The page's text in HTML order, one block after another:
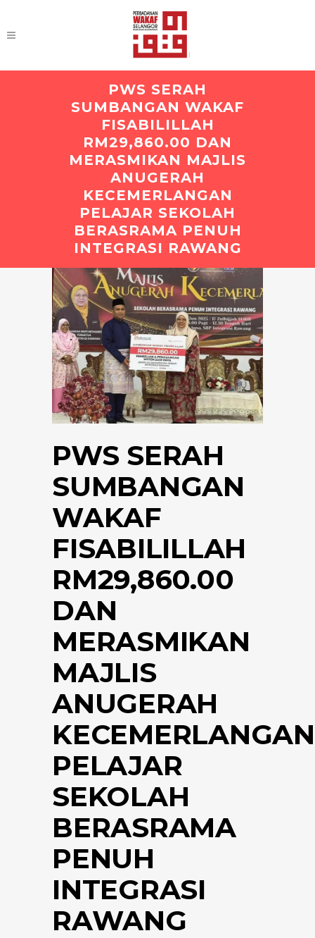
PWS SERAH
SUMBANGAN WAKAF
FISABILILLAH
RM29,860.00 DAN
MERASMIKAN MAJLIS
ANUGERAH
KECEMERLANGAN
PELAJAR SEKOLAH
BERASRAMA PENUH
INTEGRASI RAWANG
PWS SERAH
SUMBANGAN
WAKAF
FISABILILLAH
RM29,860.00
DAN
MERASMIKAN
MAJLIS
ANUGERAH
KECEMERLANGAN
PELAJAR
SEKOLAH
BERASRAMA
PENUH
INTEGRASI
RAWANG